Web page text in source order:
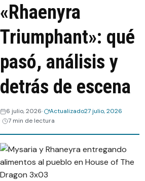
Recomendaciones
«Rhaenyra
Triumphant»: qué
pasó, análisis y
detrás de escena
6 julio, 2026 Actualizado27 julio, 2026
7 min de lectura